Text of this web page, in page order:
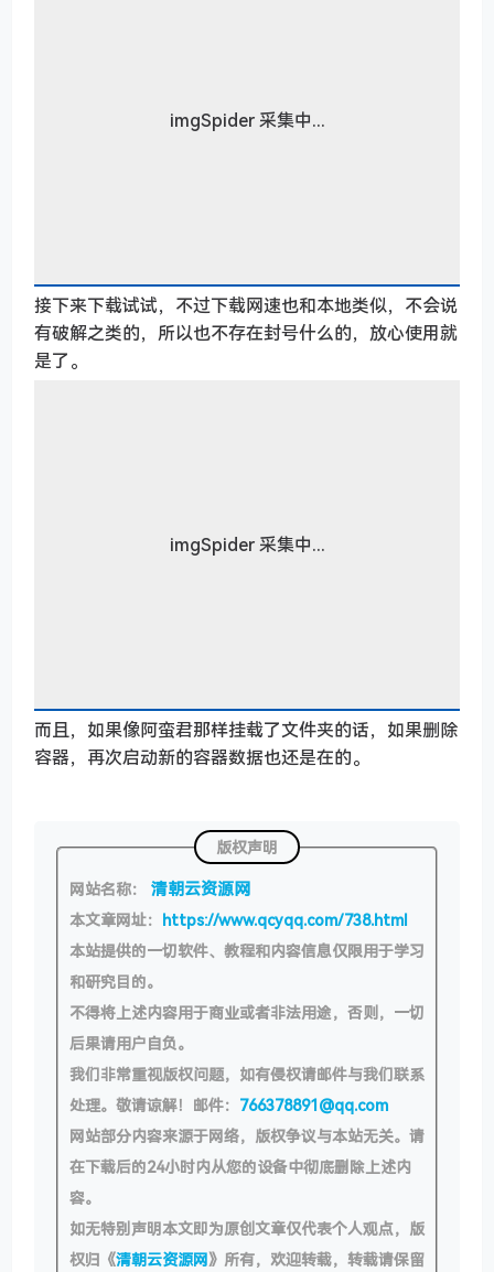
imgSpider 采集中...
接下来下载试试，不过下载网速也和本地类似，不会说
有破解之类的，所以也不存在封号什么的，放心使用就
是了。
imgSpider 采集中...
而且，如果像阿蛮君那样挂载了文件夹的话，如果删除
容器，再次启动新的容器数据也还是在的。
版权声明
网站名称： 清朝云资源网
本文章网址： https://www.qcyqq.com/738.html
本站提供的一切软件、教程和内容信息仅限用于学习
和研究目的。
不得将上述内容用于商业或者非法用途，否则，一切
后果请用户自负。
我们非常重视版权问题，如有侵权请邮件与我们联系
处理。敬请谅解！邮件： 766378891@qq.com
网站部分内容来源于网络，版权争议与本站无关。请
在下载后的24小时内从您的设备中彻底删除上述内
容。
如无特别声明本文即为原创文章仅代表个人观点，版
权归《清朝云资源网》所有，欢迎转载，转载请保留